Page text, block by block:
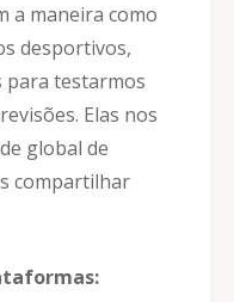
a maneira como
desportivos,
testarmos
Elas nos
global de
compartilhar